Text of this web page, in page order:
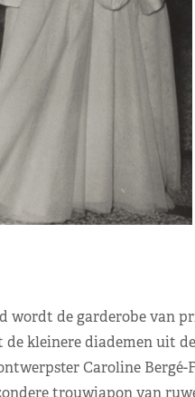
wordt de garderobe van
kleinere diademen uit
Caroline Bergé-
trouwjapon van